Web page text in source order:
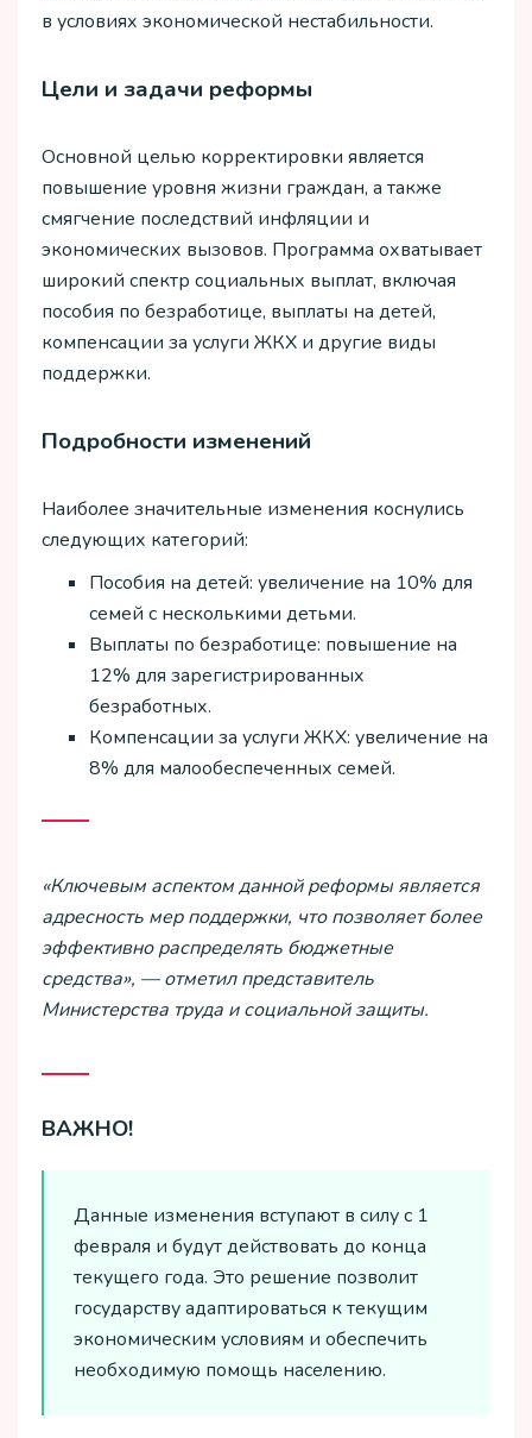
в условиях экономической нестабильности.
Цели и задачи реформы
Основной целью корректировки является
повышение уровня жизни граждан, а также
смягчение последствий инфляции и
экономических вызовов. Программа охватывает
широкий спектр социальных выплат, включая
пособия по безработице, выплаты на детей,
компенсации за услуги ЖКХ и другие виды
поддержки.
Подробности изменений
Наиболее значительные изменения коснулись
следующих категорий:
Пособия на детей: увеличение на 10% для
семей с несколькими детьми.
Выплаты по безработице: повышение на
12% для зарегистрированных
безработных.
Компенсации за услуги ЖКХ: увеличение на
8% для малообеспеченных семей.
«Ключевым аспектом данной реформы является
адресность мер поддержки, что позволяет более
эффективно распределять бюджетные
средства», — отметил представитель
Министерства труда и социальной защиты.
ВАЖНО!
Данные изменения вступают в силу с 1
февраля и будут действовать до конца
текущего года. Это решение позволит
государству адаптироваться к текущим
экономическим условиям и обеспечить
необходимую помощь населению.